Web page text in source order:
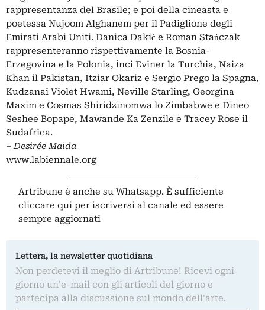
rappresentanza del Brasile; e poi della cineasta e
poetessa Nujoom Alghanem per il Padiglione degli
Emirati Arabi Uniti. Danica Dakić e Roman Stańczak
rappresenteranno rispettivamente la Bosnia-
Erzegovina e la Polonia, İnci Eviner la Turchia, Naiza
Khan il Pakistan, Itziar Okariz e Sergio Prego la Spagna,
Kudzanai Violet Hwami, Neville Starling, Georgina
Maxim e Cosmas Shiridzinomwa lo Zimbabwe e Dineo
Seshee Bopape, Mawande Ka Zenzile e Tracey Rose il
Sudafrica.
– Desirée Maida
www.labiennale.org
Artribune è anche su Whatsapp. È sufficiente
cliccare qui per iscriversi al canale ed essere
sempre aggiornati
Lettera, la newsletter quotidiana
Non perdetevi il meglio di Artribune! Ricevi ogni
giorno un'e-mail con gli articoli del giorno e
partecipa alla discussione sul mondo dell'arte.